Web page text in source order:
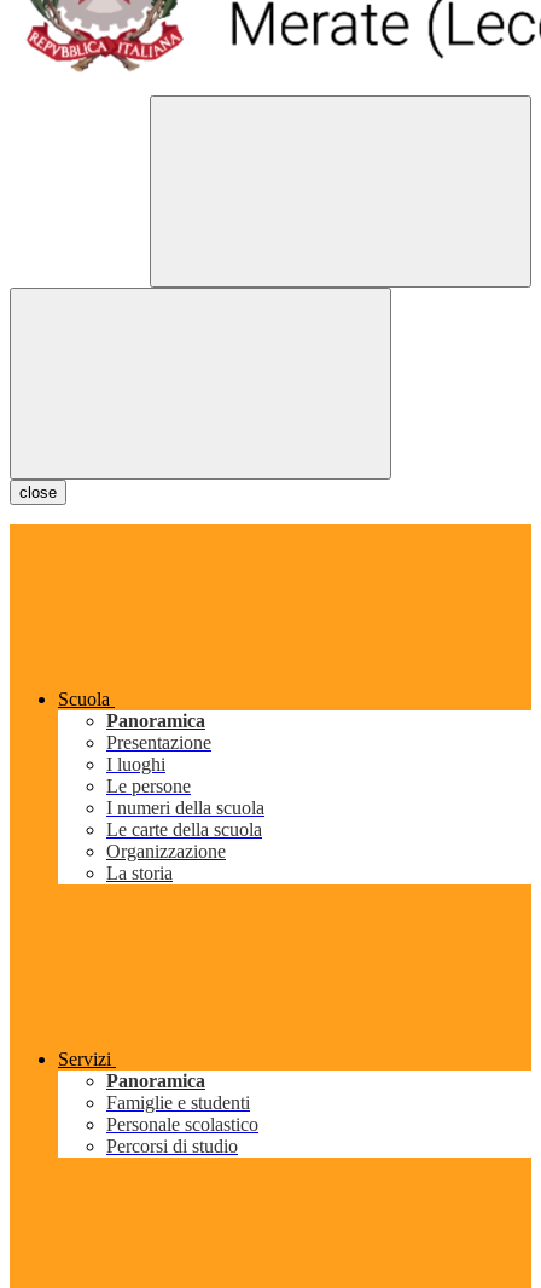
close
Scuola
Panoramica
Presentazione
I luoghi
Le persone
I numeri della scuola
Le carte della scuola
Organizzazione
La storia
Servizi
Panoramica
Famiglie e studenti
Personale scolastico
Percorsi di studio